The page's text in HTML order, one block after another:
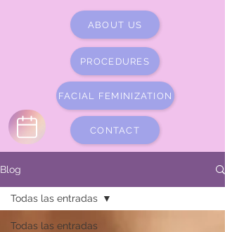
ABOUT US
PROCEDURES
FACIAL FEMINIZATION
CONTACT
Blog
Todas las entradas
Todas las entradas